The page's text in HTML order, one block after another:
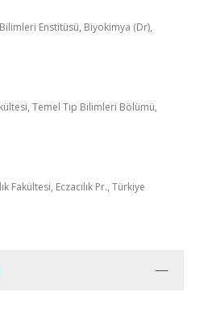
Enstitüsü, Biyokimya (Dr),
Temel Tıp Bilimleri Bölümü,
Fakültesi, Eczacılık Pr., Türkiye